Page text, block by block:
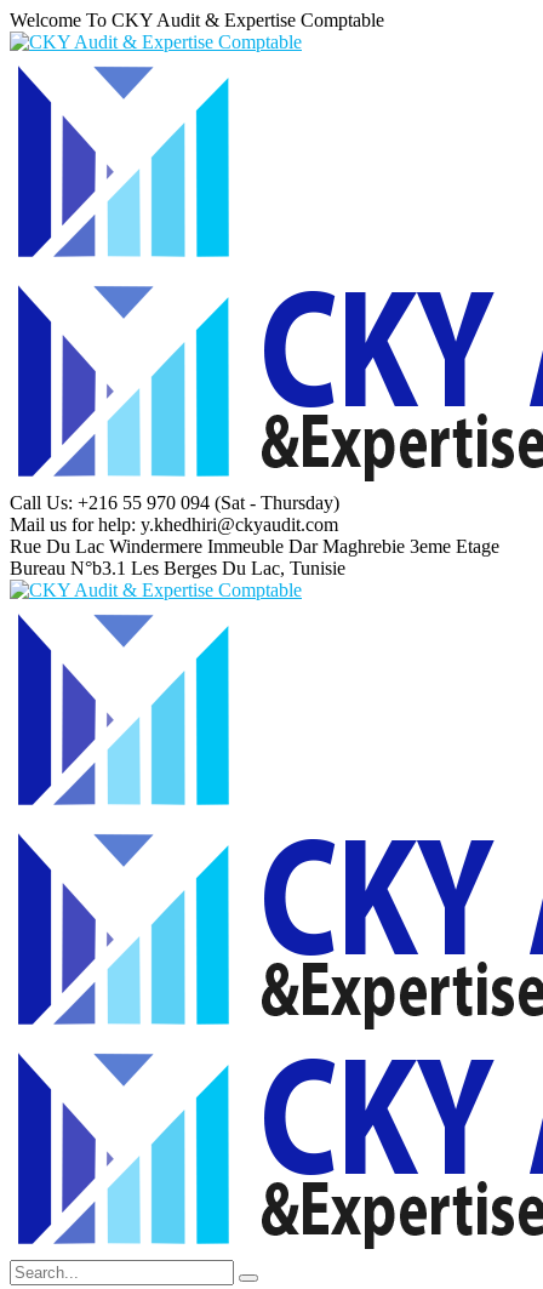
Welcome To CKY Audit & Expertise Comptable
Call Us: +216 55 970 094 (Sat - Thursday)
Mail us for help: y.khedhiri@ckyaudit.com
Rue Du Lac Windermere Immeuble Dar Maghrebie 3eme Etage
Bureau N°b3.1 Les Berges Du Lac, Tunisie